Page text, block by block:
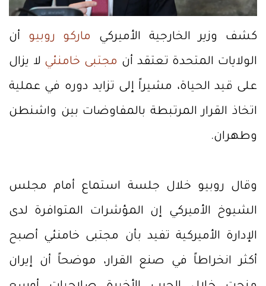
كشف وزير الخارجية الأميركي ماركو روبيو أن
الولايات المتحدة تعتقد أن مجتبى خامنئي لا يزال
على قيد الحياة، مشيراً إلى تزايد دوره في عملية
اتخاذ القرار المرتبطة بالمفاوضات بين واشنطن
وطهران.
وقال روبيو خلال جلسة استماع أمام مجلس
الشيوخ الأميركي إن المؤشرات المتوافرة لدى
الإدارة الأميركية تفيد بأن مجتبى خامنئي أصبح
أكثر انخراطاً في صنع القرار، موضحاً أن إيران